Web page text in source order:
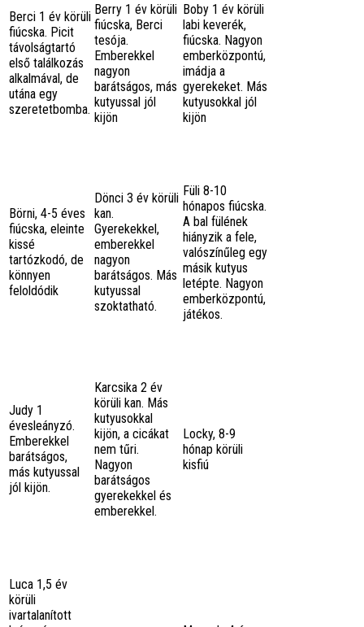
Berci 1 év körüli
fiúcska. Picit
távolságtartó
első találkozás
alkalmával, de
utána egy
szeretetbomba.
Berry 1 év körüli
fiúcska, Berci
tesója.
Emberekkel
nagyon
barátságos, más
kutyussal jól
kijön
Boby 1 év körüli
labi keverék,
fiúcska. Nagyon
emberközpontú,
imádja a
gyerekeket. Más
kutyusokkal jól
kijön
Börni, 4-5 éves
fiúcska, eleinte
kissé
tartózkodó, de
könnyen
feloldódik
Dönci 3 év körüli
kan.
Gyerekekkel,
emberekkel
nagyon
barátságos. Más
kutyussal
szoktatható.
Füli 8-10
hónapos fiúcska.
A bal fülének
hiányzik a fele,
valószínűleg egy
másik kutyus
letépte. Nagyon
emberközpontú,
játékos.
Judy 1
évesleányzó.
Emberekkel
barátságos,
más kutyussal
jól kijön.
Karcsika 2 év
körüli kan. Más
kutyusokkal
kijön, a cicákat
nem tűri.
Nagyon
barátságos
gyerekekkel és
emberekkel.
Locky, 8-9
hónap körüli
kisfiú
Luca 1,5 év
körüli
ivartalanított